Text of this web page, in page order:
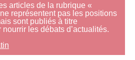
articles de la rubrique «
représentent pas les positions
sont publiés à titre
nourrir les débats d’actualités.